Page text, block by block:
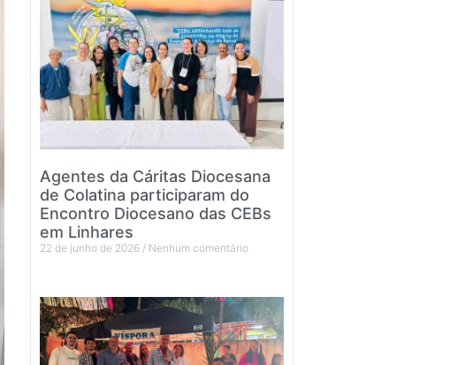
Agentes da Cáritas Diocesana
de Colatina participaram do
Encontro Diocesano das CEBs
em Linhares
22 de junho de 2026 Nenhum comentário